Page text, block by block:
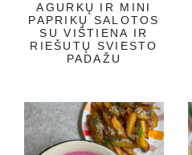
AGURKŲ IR MINI
PAPRIKŲ SALOTOS
SU VIŠTIENA IR
RIEŠUTŲ SVIESTO
PADAŽU